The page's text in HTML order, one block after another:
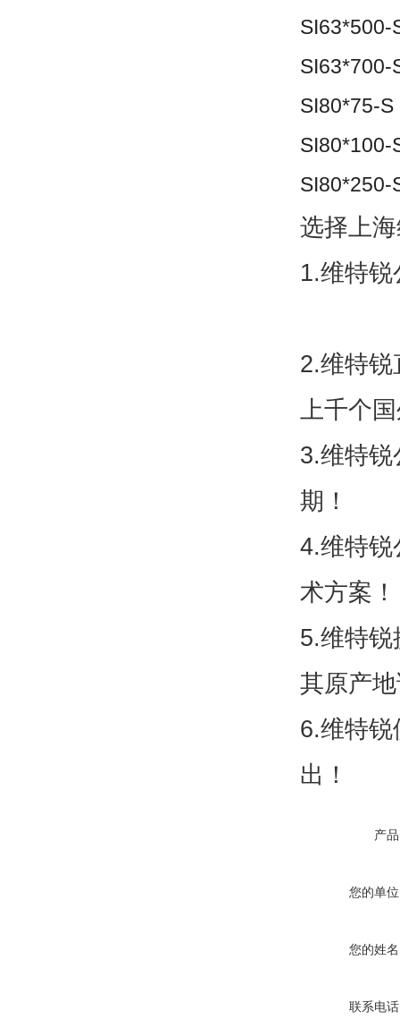
SI63*500-
SI63*700-
SI80*75-
SI80*100-
SI80*250-
选择上
1.维特
2.维特
上千个
3.维特
期！
4.维特锐
术方案
5.维特
其原产
6.维特
出！
产
您的单
您的姓
联系电